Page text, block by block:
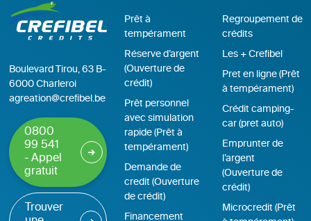
Boulevard Tirou, 63 B-
6000 Charleroi
agreation@crefibel.be
0800
99 541
- Appel
gratuit
Trouver
Prêt à
tempérament
Réserve d’argent
(Ouverture de
crédit)
Prêt personnel
avec simulation
rapide (Prêt à
tempérament)
Demande de
credit (Ouverture
de crédit)
Financement
Regroupement de
crédits
Les + Crefibel
Pret en ligne (Prêt
à tempérament)
Crédit camping-
car (pret auto)
Emprunter de
l’argent
(Ouverture de
crédit)
Microcredit (Prêt